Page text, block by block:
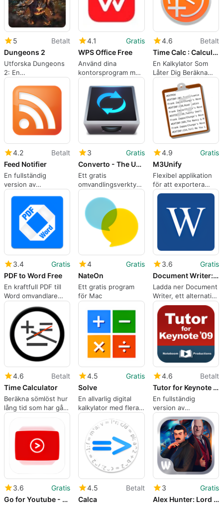
5
Betalt
Dungeons 2
Utforska Dungeons
2: En
strategiupplevelse
4.1
Gratis
WPS Office Free
Använd dina
kontorsprogram med
lätthet i denna app
4.6
Betalt
Time Calc : Calculator over Hours Minutes Seconds
En Kalkylator Som
Låter Dig Beräkna
ProduktionsTid
4.2
Betalt
Feed Notifier
En fullständig
version av
programmet för Mac,
3
Gratis
Converto - The Unit Converter
Ett gratis
omvandlingsverktyg
för många
beräkningsjobb
4.9
Gratis
M3Unify
Flexibel applikation
för att exportera
iTunes-filer till
lagringsenheter
3.4
Gratis
PDF to Word Free
En kraftfull PDF till
Word omvandlare
som är snabb och
noggrann
4
Gratis
NateOn
Ett gratis program
för Mac
3.6
Gratis
Document Writer: Advanced Word Processor
Ladda ner Document
Writer, ett alternativ
till Microsoft Word
Processor för Mac
4.6
Betalt
Time Calculator
Beräkna sömlöst hur
lång tid som har gått
mellan datum
4.5
Gratis
Solve
En allvarlig digital
kalkylator med flera
personligheter
4.6
Betalt
Tutor for Keynote 09
En fullständig
version av
programmet för Mac,
av Noteboom
Productions Ltd.
3.6
Gratis
Go for Youtube - Seamless YouTube Video Search and Player
4.5
Betalt
Calca
3
Gratis
Alex Hunter: Lord of the Mind